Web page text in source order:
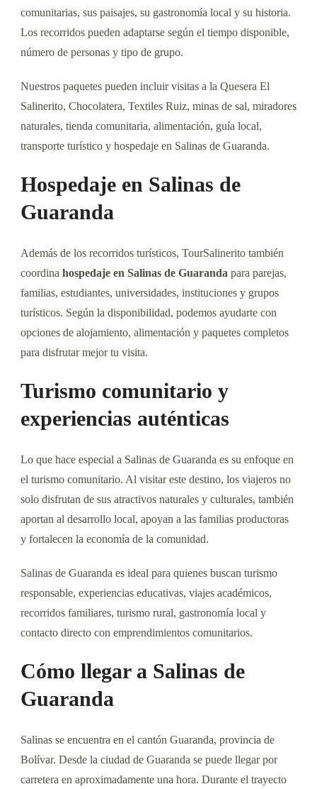
comunitarias, sus paisajes, su gastronomía local y su historia.
Los recorridos pueden adaptarse según el tiempo disponible,
número de personas y tipo de grupo.
Nuestros paquetes pueden incluir visitas a la Quesera El
Salinerito, Chocolatera, Textiles Ruiz, minas de sal, miradores
naturales, tienda comunitaria, alimentación, guía local,
transporte turístico y hospedaje en Salinas de Guaranda.
Hospedaje en Salinas de
Guaranda
Además de los recorridos turísticos, TourSalinerito también
coordina hospedaje en Salinas de Guaranda para parejas,
familias, estudiantes, universidades, instituciones y grupos
turísticos. Según la disponibilidad, podemos ayudarte con
opciones de alojamiento, alimentación y paquetes completos
para disfrutar mejor tu visita.
Turismo comunitario y
experiencias auténticas
Lo que hace especial a Salinas de Guaranda es su enfoque en
el turismo comunitario. Al visitar este destino, los viajeros no
solo disfrutan de sus atractivos naturales y culturales, también
aportan al desarrollo local, apoyan a las familias productoras
y fortalecen la economía de la comunidad.
Salinas de Guaranda es ideal para quienes buscan turismo
responsable, experiencias educativas, viajes académicos,
recorridos familiares, turismo rural, gastronomía local y
contacto directo con emprendimientos comunitarios.
Cómo llegar a Salinas de
Guaranda
Salinas se encuentra en el cantón Guaranda, provincia de
Bolívar. Desde la ciudad de Guaranda se puede llegar por
carretera en aproximadamente una hora. Durante el trayecto